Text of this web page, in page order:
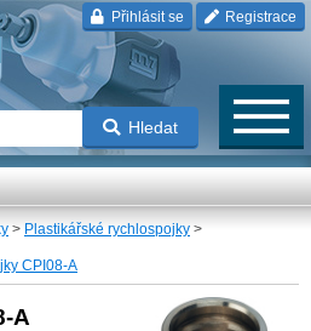
Přihlásit se Registrace
Hledat
> Plastikářské rychlospojky >
CPI08-A
A